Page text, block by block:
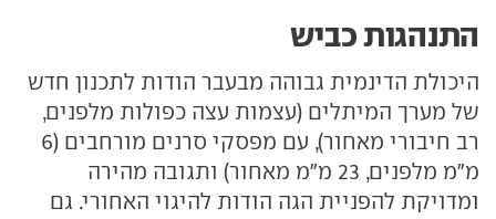
התנהגות כביש
היכולת הדינמית גבוהה מבעבר הודות לתכנון חדש
של מערך המיתלים (עצמות עצה כפולות מלפנים,
רב חיבורי מאחור), עם מפסקי סרנים מורחבים (6
מ"מ מלפנים, 23 מ"מ מאחור) ותגובה מהירה
ומדויקת להפניית הגה הודות להיגוי האחורי. גם